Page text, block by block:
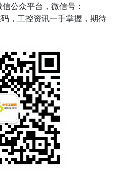
公众平台， 微信号：
，工控资讯一手掌握，期待